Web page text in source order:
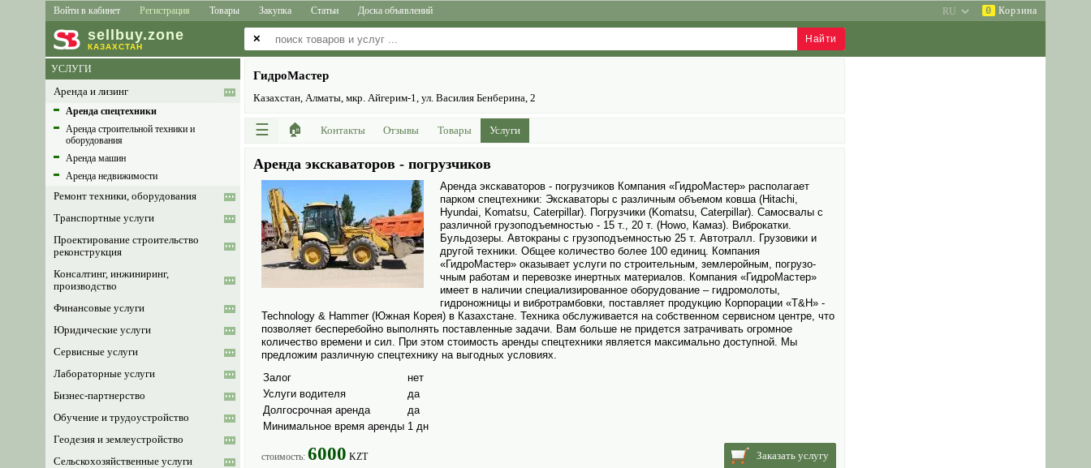
Войти в кабинет Регистрация Товары Закупка Статьи Доска объявлений 0 Корзина
sell buy.zone
КАЗАХСТАН
✕
УСЛУГИ
Аренда и лизинг
Аренда спецтехники
Аренда строительной техники и
оборудования
Аренда машин
Аренда недвижимости
Ремонт техники, оборудования
Транспортные услуги
Проектирование строительство
реконструкция
Консалтинг, инжиниринг,
производство
Финансовые услуги
Юридические услуги
Сервисные услуги
Лабораторные услуги
Бизнес-партнерство
Обучение и трудоустройство
Геодезия и землеустройство
Сельскохозяйственные услуги
ГидроМастер
Казахстан, Алматы, мкр. Айгерим-1, ул. Василия Бенберина, 2
☰ 🏠 Контакты Отзывы Товары Услуги
Аренда экскаваторов - погрузчиков
Аренда экскаваторов - погрузчиков Компания «ГидроМастер» располагает
парком спецтехники: Экскаваторы с различным объемом ковша (Hitachi,
Hyundai, Komatsu, Caterpillar). Погрузчики (Komatsu, Caterpillar). Самосвалы с
различной грузо­подъемностью - 15 т., 20 т. (Howo, Камаз). Виброкатки.
Бульдозеры. Авто­краны с грузо­подъемностью 25 т. Авто­тралл. Грузо­вики и
другой техники. Общее количество более 100 единиц. Компания
«ГидроМастер» оказывает услуги по строительным, землеройным, погрузо­
чным работам и перевозке инертных материалов. Компания «ГидроМастер»
имеет в наличии специализированное обору­дование – гидромолоты,
гидроножницы и вибротрамбовки, поставляет продукцию Корпорации «T&H» -
Technology & Hammer (Южная Корея) в Казахстане. Техника обслуживается на собственном сервисном центре, что
позволяет бесперебойно выполнять поставленные задачи. Вам больше не придется затрачивать огромное
количество времени и сил. При этом стоимость аренды спецтехники является максимально доступной. Мы
предложим различную спецтехнику на выгодных условиях.
Залог
нет
Услуги водителя
да
Долгосрочная аренда
да
Минимальное время аренды 1 дн
стоимость: 6000 KZT Заказать услугу